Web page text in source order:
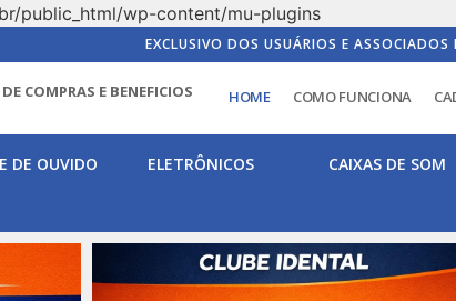
public_html/wp-content/mu-plugins
EXCLUSIVO DOS USUÁRIOS E
COMPRAS E BENEFICIOS HOME COMO FUNCIONA
DE OUVIDO ELETRÔNICOS CAIXAS DE SOM